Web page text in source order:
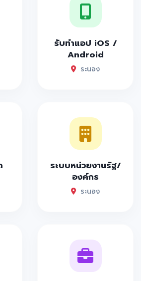
รับทำแอป iOS /
Android
ระนอง
ระบบหน่วยงานรัฐ/
องค์กร
ระนอง